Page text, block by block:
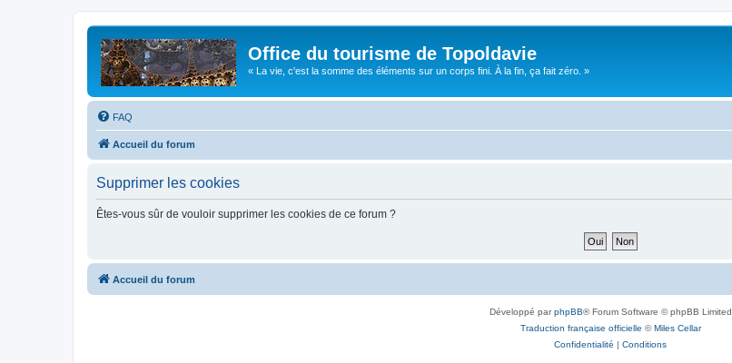
Office du tourisme de Topoldavie
« La vie, c'est la somme des éléments sur un corps fini. À la fin, ça fait zéro. »
FAQ
Accueil du forum
Supprimer les cookies
Êtes-vous sûr de vouloir supprimer les cookies de ce forum ?
Accueil du forum
Développé parphpBB® Forum Software © phpBB Limited
Traduction française officielle ©Miles Cellar
Confidentialité | Conditions